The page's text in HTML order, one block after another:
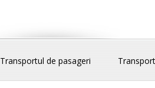
Transportul de pasageri